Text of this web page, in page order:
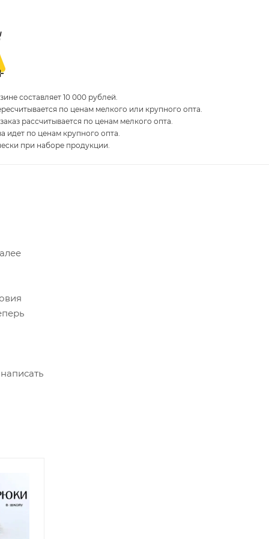
составляет 10 000 рублей.
по ценам мелкого или крупного опта.
рассчитывается по ценам мелкого опта.
идет по ценам крупного опта.
при наборе продукции.